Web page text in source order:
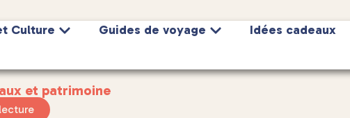
Culture Guides de voyage Idées cadeaux
et patrimoine